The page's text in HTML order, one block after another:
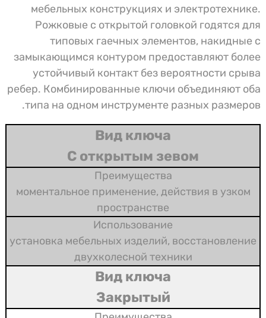
мебельных конструкциях и электротехнике.
Рожковые с открытой головкой годятся для
типовых гаечных элементов, накидные с
замыкающимся контуром предоставляют более
устойчивый контакт без вероятности срыва
ребер. Комбинированные ключи объединяют оба
типа на одном инструменте разных размеров.
С открытым зевом
моментальное применение, действия в узком
пространстве
установка мебельных изделий, восстановление
двухколесной техники
Закрытый